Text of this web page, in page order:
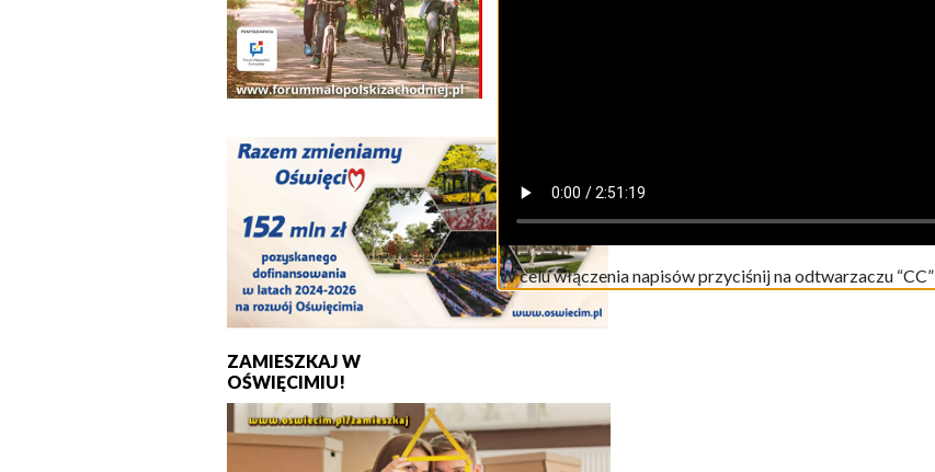
ZAMIESZKAJ W
OŚWIĘCIMIU!
W celu włączenia napisów przyciśnij na odtwarzaczu “CC”